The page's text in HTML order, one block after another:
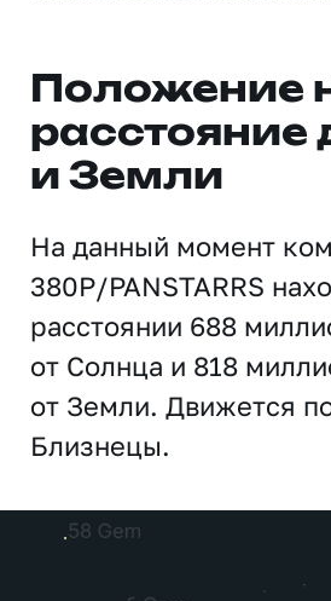
Положение
расстояние
и Земли
На данный момент
380P/PANSTARRS
расстоянии 688
от Солнца и 818
от Земли. Движется
Близнецы.